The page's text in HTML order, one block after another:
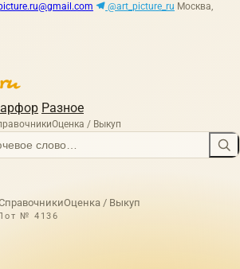
@art_picture_ru Москва,
Разное
Оценка / Выкуп
Оценка / Выкуп
№ 4136